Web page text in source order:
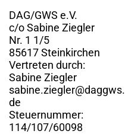
DAG/GWS e.V.
c/o Sabine Ziegler
Nr. 1 1/5
85617 Steinkirchen
Vertreten durch:
Sabine Ziegler
sabine.ziegler@daggws.
de
Steuernummer:
114/107/60098